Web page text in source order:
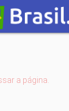
a página.